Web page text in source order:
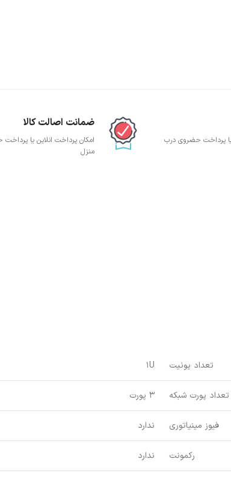
یا پرداخت حضروی درب
ضمانت اصالت کالا
امکان پرداخت انلاین یا
منزل
تعداد یونیت 1U
تعداد پورت شبکه 3 پورت
فیوز مینیاتوری ندارد
رکمونت ندارد